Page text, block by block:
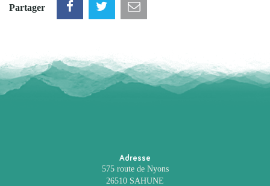
Partager
Adresse
575 route de Nyons
26510 SAHUNE